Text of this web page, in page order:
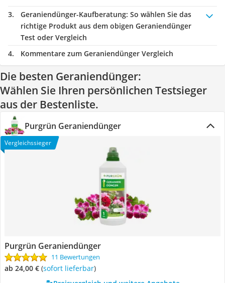
Geraniendünger-Kaufberatung: So wählen Sie das
richtige Produkt aus dem obigen Geraniendünger
Test oder Vergleich
Kommentare zum Geraniendünger Vergleich
Die besten Geraniendünger:
Wählen Sie Ihren persönlichen Testsieger
aus der Bestenliste.
Purgrün Geraniendünger
Vergleichssieger
Purgrün Geraniendünger
11 Bewertungen
ab 24,00 € ( Sofort lieferbar)